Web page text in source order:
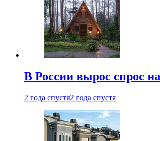
В России вырос спрос
2 года спустя2 года спустя